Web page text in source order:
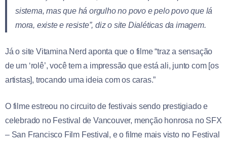
sistema, mas que há orgulho no povo e pelo povo que lá
mora, existe e resiste”, diz o site Dialéticas da imagem.
Já o site Vitamina Nerd aponta que o filme “traz a sensação
de um ‘rolê’, você tem a impressão que está ali, junto com [os
artistas], trocando uma ideia com os caras.”
O filme estreou no circuito de festivais sendo prestigiado e
celebrado no Festival de Vancouver, menção honrosa no SFX
– San Francisco Film Festival, e o filme mais visto no Festival